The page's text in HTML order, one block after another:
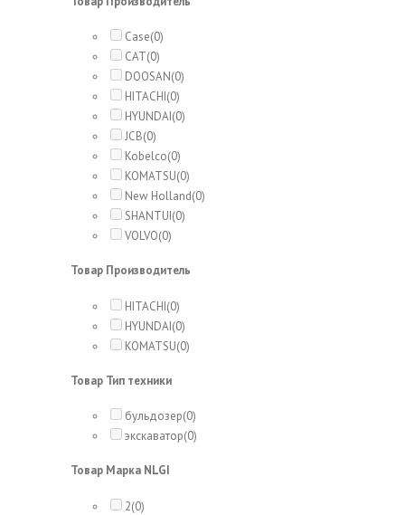
Case(0)
CAT(0)
DOOSAN(0)
HITACHI(0)
HYUNDAI(0)
JCB(0)
Kobelco(0)
KOMATSU(0)
New Holland(0)
SHANTUI(0)
VOLVO(0)
Товар Производитель
HITACHI(0)
HYUNDAI(0)
KOMATSU(0)
Товар Тип техники
бульдозер(0)
экскаватор(0)
Товар Марка NLGI
2(0)